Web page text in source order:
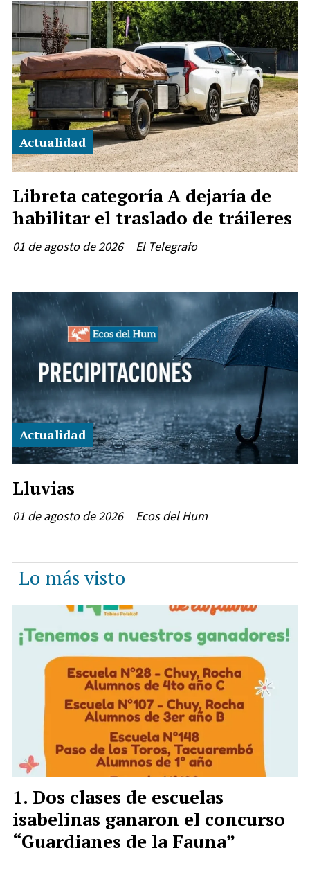
Libreta categoría A dejaría de
habilitar el traslado de tráileres
El Telegrafo
Actualidad
01 de agosto de 2026
Lluvias
Ecos del Hum
Actualidad
01 de agosto de 2026
Lo más visto
Dos clases de escuelas
isabelinas ganaron el concurso
“Guardianes de la Fauna”